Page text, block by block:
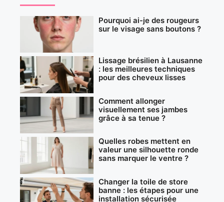
Pourquoi ai-je des rougeurs
sur le visage sans boutons ?
Lissage brésilien à Lausanne
: les meilleures techniques
pour des cheveux lisses
Comment allonger
visuellement ses jambes
grâce à sa tenue ?
Quelles robes mettent en
valeur une silhouette ronde
sans marquer le ventre ?
Changer la toile de store
banne : les étapes pour une
installation sécurisée